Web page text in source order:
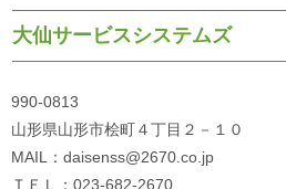
大仙サービスシステムズ
990-0813
山形県山形市桧町４丁目２－１０
MAIL：daisenss@2670.co.jp
ＴＥＬ：023-682-2670